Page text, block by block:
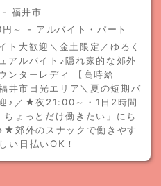
- 福井市
～ - アルバイト・パート
ト大歓迎＼金土限定／ゆるく
アルバイト♪隠れ家的な郊外
ンターレディ 【高時給
井市日光エリア＼夏の短期バ
♪／★夜21:00～・1日2時間
ょっとだけ働きたい」にち
郊外のスナックで働きやす
日払いOK！